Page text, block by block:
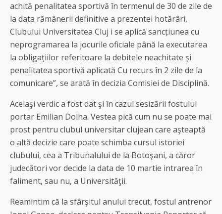
achită penalitatea sportivă în termenul de 30 de zile de
la data rămânerii definitive a prezentei hotărâri,
Clubului Universitatea Cluj i se aplică sancțiunea cu
neprogramarea la jocurile oficiale până la executarea
la obligațiilor referitoare la debitele neachitate și
penalitatea sportivă aplicată Cu recurs în 2 zile de la
comunicare”, se arată în decizia Comisiei de Disciplină.
Acelaşi verdic a fost dat şi în cazul sesizării fostului
portar Emilian Dolha. Vestea pică cum nu se poate mai
prost pentru clubul universitar clujean care aşteaptă
o altă decizie care poate schimba cursul istoriei
clubului, cea a Tribunalului de la Botoşani, a căror
judecători vor decide la data de 10 martie intrarea în
faliment, sau nu, a Universităţii.
Reamintim că la sfârşitul anului trecut, fostul antrenor